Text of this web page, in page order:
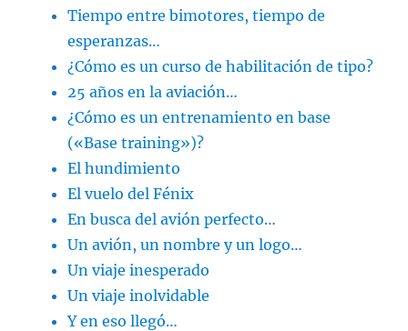
Tiempo entre bimotores, tiempo de
esperanzas…
¿Cómo es un curso de habilitación de tipo?
25 años en la aviación…
¿Cómo es un entrenamiento en base
(«Base training»)?
El hundimiento
El vuelo del Fénix
En busca del avión perfecto…
Un avión, un nombre y un logo…
Un viaje inesperado
Un viaje inolvidable
Y en eso llegó…